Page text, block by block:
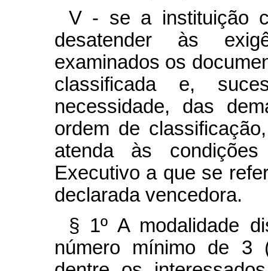
V - se a instituição
desatender às
examinados os
classificada e,
necessidade, das
ordem de
atenda às
Executivo a que se
declarada vencedora.
§ 1º A modalidade
número mínimo de 3